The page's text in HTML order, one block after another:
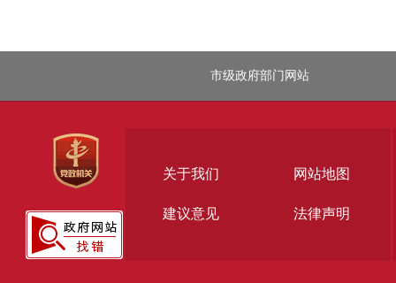
市级政府部门网站
关于我们 网站地图
建议意见 法律声明